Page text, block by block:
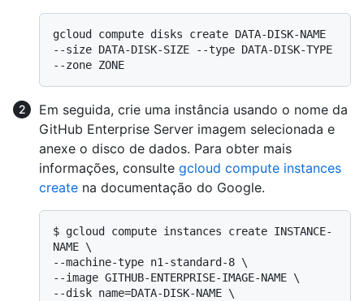
gcloud compute disks create DATA-DISK-NAME
--size DATA-DISK-SIZE --type DATA-DISK-TYPE
Em seguida, crie uma instância usando o nome da
GitHub Enterprise Server imagem selecionada e
anexe o disco de dados. Para obter mais
informações, consulte gcloud compute instances
create na documentação do Google.
$ gcloud compute instances create INSTANCE-
NAME \
--machine-type n1-standard-8 \
--image GITHUB-ENTERPRISE-IMAGE-NAME \
--disk name=DATA-DISK-NAME \